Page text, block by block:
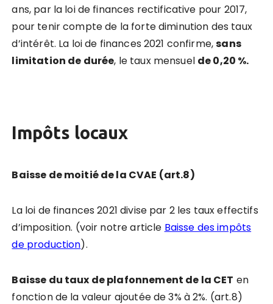
ans, par la loi de finances rectificative pour 2017,
pour tenir compte de la forte diminution des taux
d’intérêt. La loi de finances 2021 confirme,sans
limitation de durée, le taux mensuel de 0,20 %.
Impôts locaux
Baisse de moitié de la CVAE (art.8)
La loi de finances 2021 divise par 2 les taux effectifs
d’imposition. (voir notre article Baisse des impôts
de production).
Baisse du taux de plafonnement de la CET en
fonction de la valeur ajoutée de 3% à 2%. (art.8)